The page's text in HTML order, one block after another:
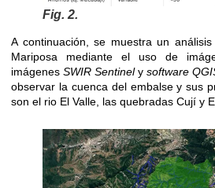
Fig. 2.
A continuación, se muestra un
Mariposa mediante el uso de
imágenes SWIR Sentinely software
observar la cuenca del embalse y sus
son el rio El Valle, las quebradas Cují y